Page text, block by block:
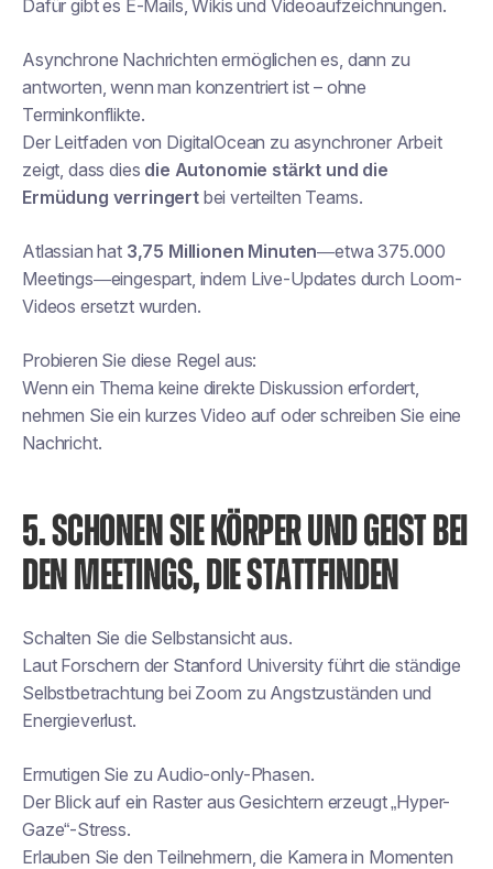
Dafür gibt es E-Mails, Wikis und Videoaufzeichnungen.
Asynchrone Nachrichten ermöglichen es, dann zu
antworten, wenn man konzentriert ist – ohne
Terminkonflikte.
Der Leitfaden von DigitalOcean zu asynchroner Arbeit
zeigt, dass dies die Autonomie stärkt und die
Ermüdung verringertbei verteilten Teams.
Atlassian hat 3,75 Millionen Minuten—etwa 375.000
Meetings—eingespart, indem Live-Updates durch Loom-
Videos ersetzt wurden.
Probieren Sie diese Regel aus:
Wenn ein Thema keine direkte Diskussion erfordert,
nehmen Sie ein kurzes Video auf oder schreiben Sie eine
Nachricht.
5. SCHONEN SIE KÖRPER UND GEIST BEI
DEN MEETINGS, DIE STATTFINDEN
Schalten Sie die Selbstansicht aus.
Laut Forschern der Stanford University führt die ständige
Selbstbetrachtung bei Zoom zu Angstzuständen und
Energieverlust.
Ermutigen Sie zu Audio-only-Phasen.
Der Blick auf ein Raster aus Gesichtern erzeugt „Hyper-
Gaze“-Stress.
Erlauben Sie den Teilnehmern, die Kamera in Momenten